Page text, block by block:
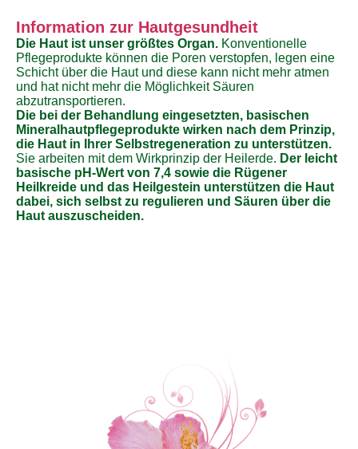
Information zur Hautgesundheit
Die Haut ist unser größtes Organ. Konventionelle
Pflegeprodukte können die Poren verstopfen, legen eine
Schicht über die Haut und diese kann nicht mehr atmen
und hat nicht mehr die Möglichkeit Säuren
abzutransportieren.
Die bei der Behandlung eingesetzten, basischen
Mineralhautpflegeprodukte wirken nach dem Prinzip,
die Haut in Ihrer Selbstregeneration zu unterstützen.
Sie arbeiten mit dem Wirkprinzip der Heilerde. Der leicht
basische pH-Wert von 7,4 sowie die Rügener
Heilkreide und das Heilgestein unterstützen die Haut
dabei, sich selbst zu regulieren und Säuren über die
Haut auszuscheiden.